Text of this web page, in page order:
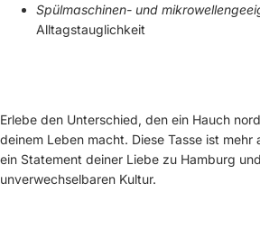
Spülmaschinen- und
Alltagstauglichkeit
Erlebe den Unterschied, den ein Hauch
deinem Leben macht. Diese Tasse ist mehr
ein Statement deiner Liebe zu Hamburg
unverwechselbaren Kultur.